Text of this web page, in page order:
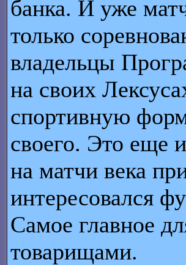
банка. И уже
только
владельцы
на своих
спортивную
своего. Это еще
на матчи века
интересовался
Самое главное
товарищами.